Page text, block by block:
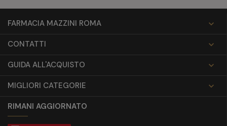
FARMACIA MAZZINI ROMA

CONTATTI

GUIDA ALL'ACQUISTO

MIGLIORI CATEGORIE

RIMANI AGGIORNATO